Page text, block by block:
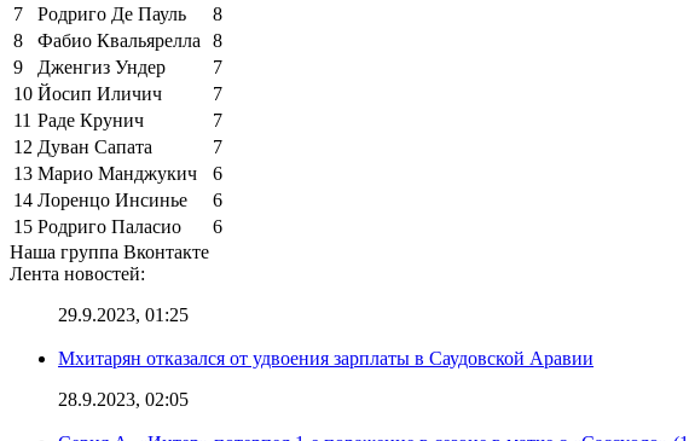
7
Родриго Де Пауль
8
8
Фабио Квальярелла
8
9
Дженгиз Ундер
7
10 Йосип Иличич
7
11 Раде Крунич
7
12 Дуван Сапата
7
13 Марио Манджукич
6
14 Лоренцо Инсинье
6
15 Родриго Паласио
6
Наша группа Вконтакте
Лента новостей:
29.9.2023, 01:25
Мхитарян отказался от удвоения зарплаты в Саудовской Аравии
28.9.2023, 02:05